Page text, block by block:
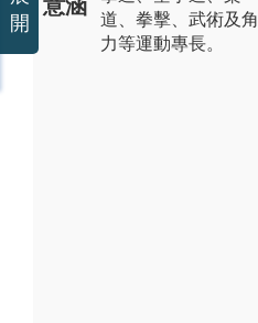
意涵
道、拳擊、武術及角
力等運動專長。
開